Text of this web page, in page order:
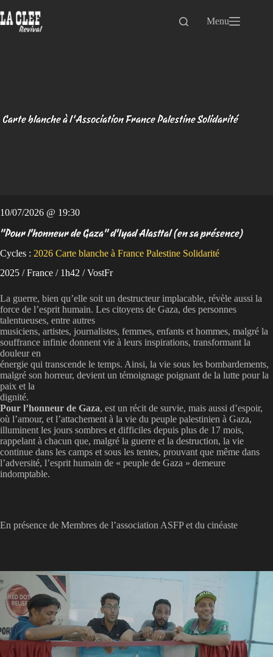
au
contenu
Menu
Carte blanche à l’Association France Palestine Solidarité
10/07/2026 @ 19:30
"Pour l'honneur de Gaza" d'Iyad Alasttal (en sa présence)
Cycles : 2026 Carte blanche à France Palestine Solidarité
2025 / France / 1h42 / VostFr
La guerre, bien qu’elle soit un destructeur implacable, révèle aussi la
force de l’esprit humain. Les citoyens de Gaza, des personnes
talentueuses, entre autres
musiciens, artistes, journalistes, femmes, enfants et hommes, malgré la
souffrance infinie donnent vie à leurs inspirations, transformant la
douleur en
énergie qui transcende le temps. Ainsi, la vie sous les bombardements,
malgré son horreur, devient un témoignage poignant de la lutte pour la
paix et la
dignité.
Pour l’honneur de Gaza, est un récit de survie, mais aussi d’espoir,
où l’amour, et l’attachement à la vie du peuple palestinien à Gaza,
illuminent les jours sombres et difficiles depuis plus de 17 mois,
rappelant à chacun que, malgré la guerre et la destruction, la vie
continue dans les camps et sous les tentes, prouvant que même dans
l’adversité, l’esprit humain de « peuple de Gaza » demeure
indomptable.
En présence de Membres de l’association ASFP et du cinéaste